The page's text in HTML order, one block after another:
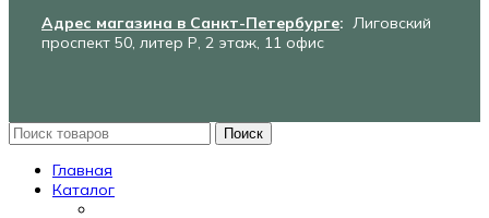
Адрес магазина в Санкт-Петербурге: Лиговский
проспект 50, литер Р, 2 этаж, 11 офис
Поиск
Главная
Каталог